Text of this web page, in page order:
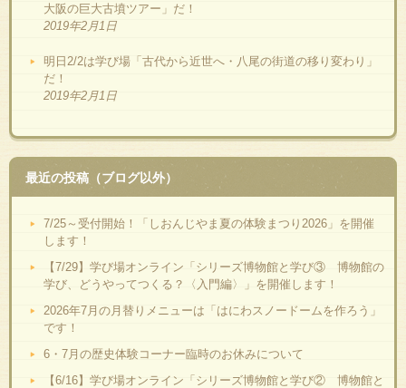
大阪の巨大古墳ツアー」だ！
2019年2月1日
明日2/2は学び場「古代から近世へ・八尾の街道の移り変わり」
だ！
2019年2月1日
最近の投稿（ブログ以外）
7/25～受付開始！「しおんじやま夏の体験まつり2026」を開催
します！
【7/29】学び場オンライン「シリーズ博物館と学び③ 博物館の
学び、どうやってつくる？〈入門編〉」を開催します！
2026年7月の月替りメニューは「はにわスノードームを作ろう」
です！
6・7月の歴史体験コーナー臨時のお休みについて
【6/16】学び場オンライン「シリーズ博物館と学び② 博物館と